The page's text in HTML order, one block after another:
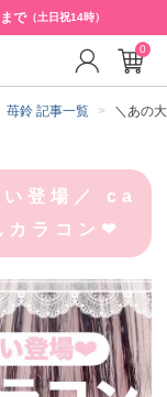
で（土日祝14時）
苺鈴 記事一覧 ＼あの
い登場／ ca
ラコン❤︎
0